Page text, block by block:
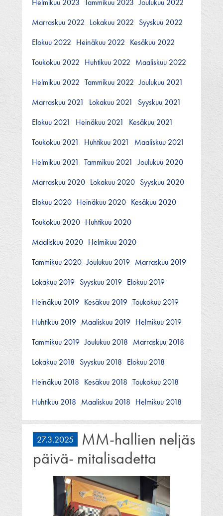
Marraskuu 2022 Lokakuu 2022 Syyskuu 2022
Elokuu 2022 Heinäkuu 2022 Kesäkuu 2022
Toukokuu 2022 Huhtikuu 2022 Maaliskuu 2022
Helmikuu 2022 Tammikuu 2022 Joulukuu 2021
Marraskuu 2021
Lokakuu 2021
Syyskuu 2021
Elokuu 2021
Heinäkuu 2021
Kesäkuu 2021
Toukokuu 2021
Huhtikuu 2021
Maaliskuu 2021
Helmikuu 2021
Tammikuu 2021
Joulukuu 2020
Marraskuu 2020 Lokakuu 2020 Syyskuu 2020
Elokuu 2020 Heinäkuu 2020 Kesäkuu 2020
Toukokuu 2020 Huhtikuu 2020
Maaliskuu 2020 Helmikuu 2020
Tammikuu 2020 Joulukuu 2019 Marraskuu 2019
Lokakuu 2019 Syyskuu 2019 Elokuu 2019
Heinäkuu 2019 Kesäkuu 2019 Toukokuu 2019
Huhtikuu 2019 Maaliskuu 2019 Helmikuu 2019
Tammikuu 2019 Joulukuu 2018 Marraskuu 2018
Lokakuu 2018 Syyskuu 2018 Elokuu 2018
Heinäkuu 2018 Kesäkuu 2018 Toukokuu 2018
Huhtikuu 2018 Maaliskuu 2018 Helmikuu 2018
27.3.2025
MM-hallien neljäs
päivä- mitalisadetta